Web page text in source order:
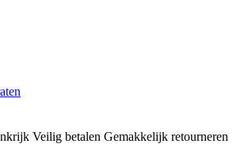
Veilig betalen Gemakkelijk retourneren